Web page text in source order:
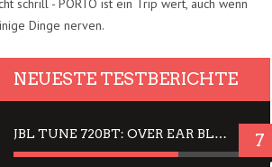
schrill - PORTO ist ein Trip wert, auch wenn
Dinge nerven.
NEUESTE TESTBERICHTE
JBL TUNE 720BT: OVER EAR BLUETOOTH KOPFHÖRER UM DIE 50,-€ IM DAUER-TEST 7